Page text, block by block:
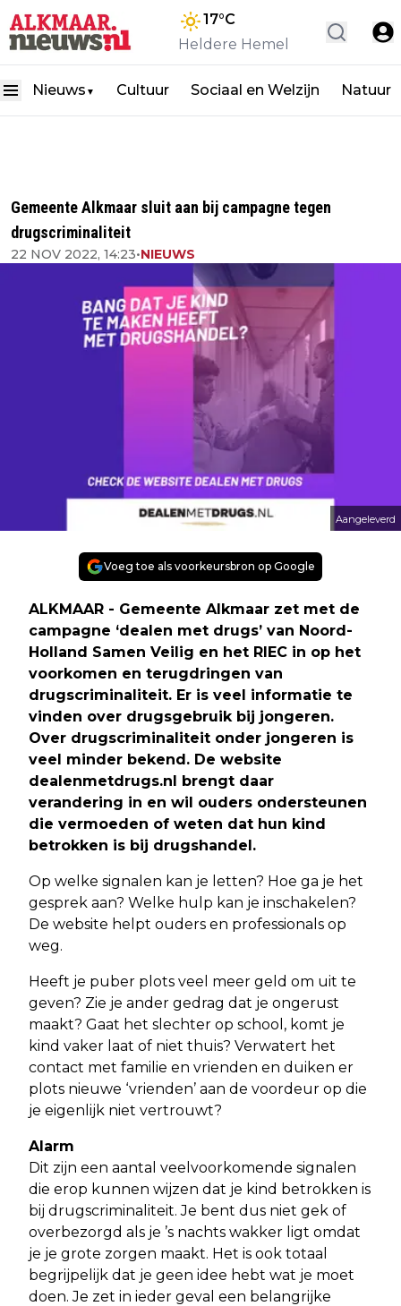
17°C
Heldere Hemel
Nieuws ▼ Cultuur Sociaal en Welzijn Natuur
Gemeente Alkmaar sluit aan bij campagne tegen
drugscriminaliteit
22 NOV 2022, 14:23•NIEUWS
Aangeleverd
Voeg toe als voorkeursbron op Google
ALKMAAR - Gemeente Alkmaar zet met de
campagne ‘dealen met drugs’ van Noord-
Holland Samen Veilig en het RIEC in op het
voorkomen en terugdringen van
drugscriminaliteit. Er is veel informatie te
vinden over drugsgebruik bij jongeren.
Over drugscriminaliteit onder jongeren is
veel minder bekend. De website
dealenmetdrugs.nl brengt daar
verandering in en wil ouders ondersteunen
die vermoeden of weten dat hun kind
betrokken is bij drugshandel.
Op welke signalen kan je letten? Hoe ga je het
gesprek aan? Welke hulp kan je inschakelen?
De website helpt ouders en professionals op
weg.
Heeft je puber plots veel meer geld om uit te
geven? Zie je ander gedrag dat je ongerust
maakt? Gaat het slechter op school, komt je
kind vaker laat of niet thuis? Verwatert het
contact met familie en vrienden en duiken er
plots nieuwe ‘vrienden’ aan de voordeur op die
je eigenlijk niet vertrouwt?
Alarm
Dit zijn een aantal veelvoorkomende signalen
die erop kunnen wijzen dat je kind betrokken is
bij drugscriminaliteit. Je bent dus niet gek of
overbezorgd als je ’s nachts wakker ligt omdat
je je grote zorgen maakt. Het is ook totaal
begrijpelijk dat je geen idee hebt wat je moet
doen. Je zet in ieder geval een belangrijke